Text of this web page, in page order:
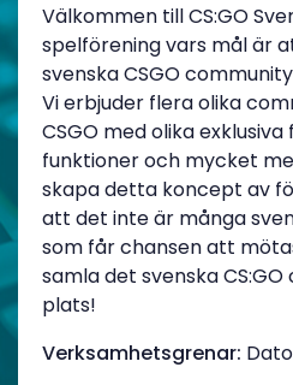
Välkommen till CS:GO
spelförening vars mål är
svenska CSGO
Vi erbjuder flera olika
CSGO med olika exklusiva
funktioner och mycket
skapa detta koncept av
att det inte är många
som får chansen att
samla det svenska
plats!
Verksamhetsgrenar: